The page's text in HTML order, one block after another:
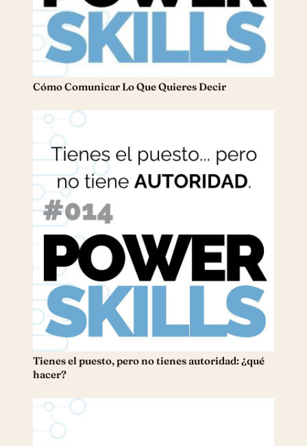
Cómo Comunicar Lo Que Quieres Decir
Tienes el puesto, pero no tienes autoridad: ¿qué
hacer?